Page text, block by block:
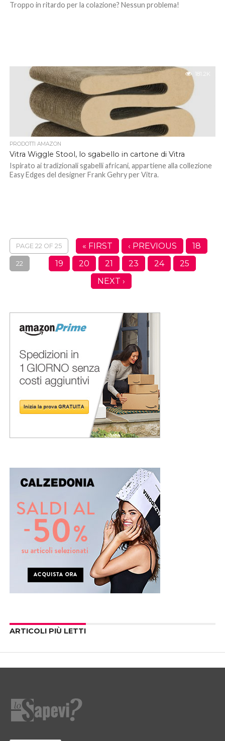
Troppo in ritardo per la colazione? Nessun problema!
181.2K
PRODOTTI AMAZON
Vitra Wiggle Stool, lo sgabello in cartone di Vitra
Ispirato ai tradizionali sgabelli africani, appartiene alla collezione
Easy Edges del designer Frank Gehry per Vitra.
PAGE 22 OF 25 « FIRST ‹ PREVIOUS
18
19
20 21
22 23 24
25
NEXT ›
ARTICOLI PIÙ LETTI